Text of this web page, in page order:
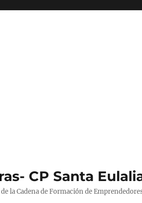
CP Santa
la Cadena de Formación de